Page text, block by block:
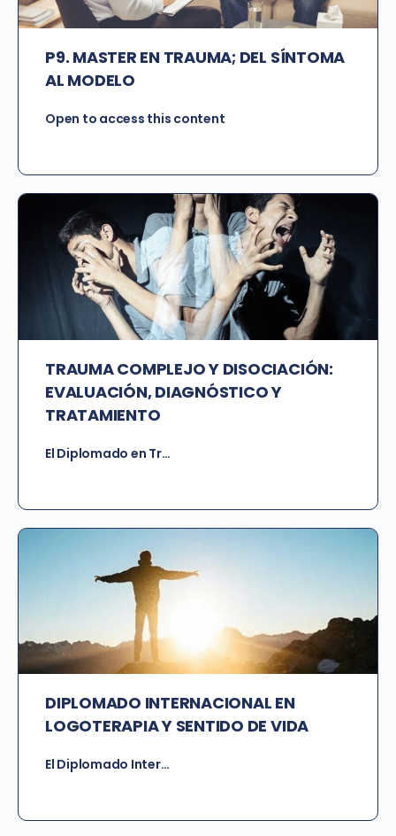
P9. MASTER EN TRAUMA; DEL SÍNTOMA
AL MODELO
Open to access this content
TRAUMA COMPLEJO Y DISOCIACIÓN:
EVALUACIÓN, DIAGNÓSTICO Y
TRATAMIENTO
El Diplomado en Tr…
DIPLOMADO INTERNACIONAL EN
LOGOTERAPIA Y SENTIDO DE VIDA
El Diplomado Inter…